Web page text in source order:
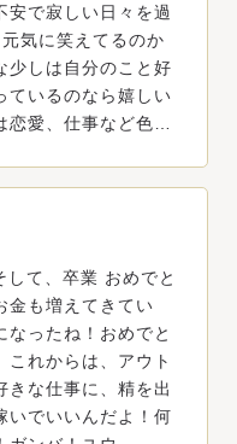
安で寂しい日々を過
気に笑えてるのか
少しは自分のこと好
ているのなら嬉しい
恋愛、仕事など色…
て、卒業 おめでと
金も増えてきてい
なったね！おめでと
これからは、アウト
きな仕事に、精を出
いでいいんだよ！何